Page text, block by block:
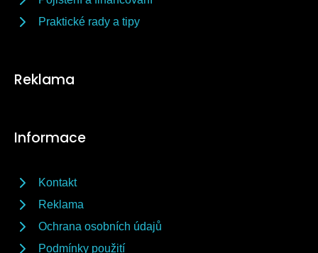
Praktické rady a tipy
Reklama
Informace
Kontakt
Reklama
Ochrana osobních údajů
Podmínky použití